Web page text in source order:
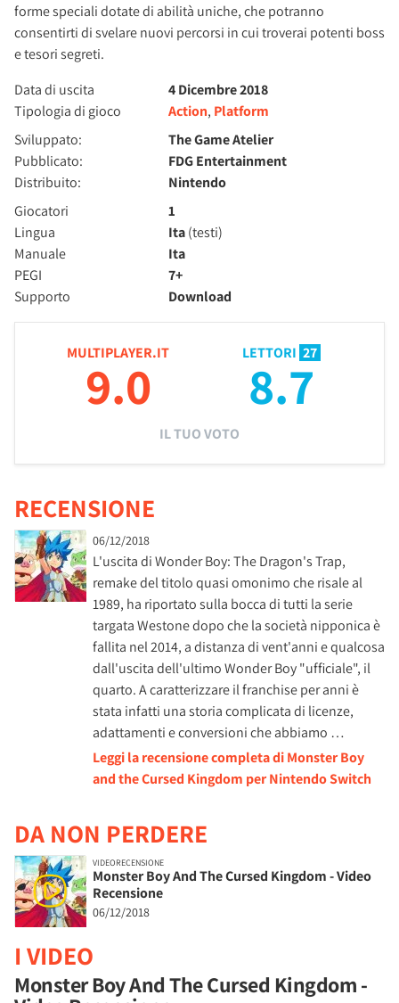
forme speciali dotate di abilità uniche, che potranno
consentirti di svelare nuovi percorsi in cui troverai potenti boss
e tesori segreti.
Data di uscita
4 Dicembre 2018
Tipologia di gioco
Action, Platform
Sviluppato:
The Game Atelier
Pubblicato:
FDG Entertainment
Distribuito:
Nintendo
Giocatori
1
Lingua
Ita(testi)
Manuale
Ita
PEGI
7+
Supporto
Download
MULTIPLAYER.IT
9.0
LETTORI 27
8.7
IL TUO VOTO
RECENSIONE
06/12/2018
L'uscita di Wonder Boy: The Dragon's Trap,
remake del titolo quasi omonimo che risale al
1989, ha riportato sulla bocca di tutti la serie
targata Westone dopo che la società nipponica è
fallita nel 2014, a distanza di vent'anni e qualcosa
dall'uscita dell'ultimo Wonder Boy "ufficiale", il
quarto. A caratterizzare il franchise per anni è
stata infatti una storia complicata di licenze,
adattamenti e conversioni che abbiamo …
Leggi la recensione completa di Monster Boy
and the Cursed Kingdom per Nintendo Switch
DA NON PERDERE
VIDEORECENSIONE
Monster Boy And The Cursed Kingdom - Video
Recensione
06/12/2018
I VIDEO
Monster Boy And The Cursed Kingdom -